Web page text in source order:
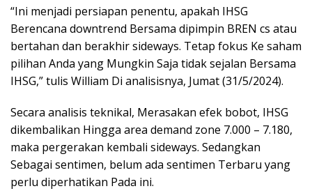
“Ini menjadi persiapan penentu, apakah IHSG
Berencana downtrend Bersama dipimpin BREN cs atau
bertahan dan berakhir sideways. Tetap fokus Ke saham
pilihan Anda yang Mungkin Saja tidak sejalan Bersama
IHSG,” tulis William Di analisisnya, Jumat (31/5/2024).
Secara analisis teknikal, Merasakan efek bobot, IHSG
dikembalikan Hingga area demand zone 7.000 – 7.180,
maka pergerakan kembali sideways. Sedangkan
Sebagai sentimen, belum ada sentimen Terbaru yang
perlu diperhatikan Pada ini.